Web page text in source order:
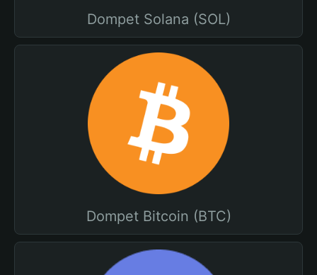
Dompet Solana (SOL)
Dompet Bitcoin (BTC)